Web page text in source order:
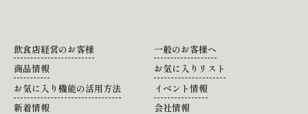
飲食店経営のお客様
一般のお客様へ
商品情報
お気に入りリスト
お気に入り機能の活用方法
イベント情報
新着情報
会社情報